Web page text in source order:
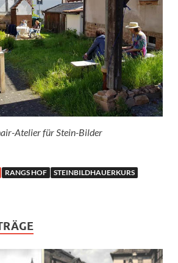
Atelier für Stein-Bilder
RANGS HOF
STEINBILDHAUERKURS